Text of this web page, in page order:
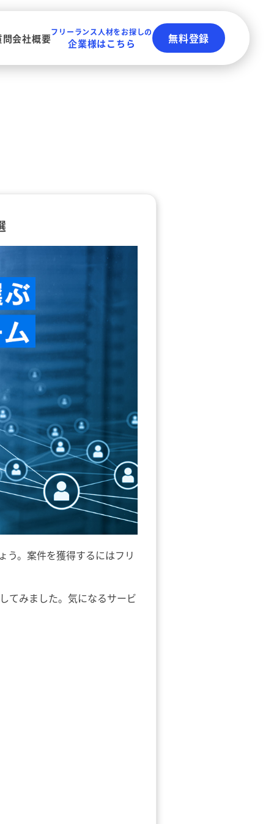
問会社概要
フリーランス人材をお探しの
企業様はこちら 無料登録
う。案件を獲得するにはフリ
てみました。気になるサービ